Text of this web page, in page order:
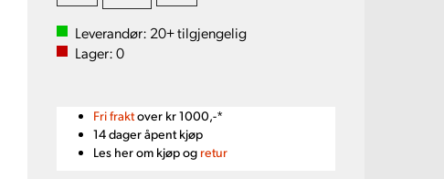
Leverandør: 20+tilgjengelig
Lager:0
Fri fraktover kr 1000,-*
14 dager åpent kjøp
Les her om kjøp og retur